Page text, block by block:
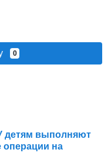
0
детям выполняют
на